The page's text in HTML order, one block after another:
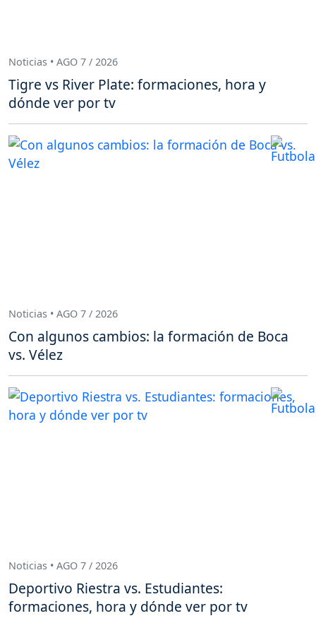
Noticias • AGO 7 / 2026
Tigre vs River Plate: formaciones, hora y
dónde ver por tv
Noticias • AGO 7 / 2026
Con algunos cambios: la formación de Boca
vs. Vélez
Noticias • AGO 7 / 2026
Deportivo Riestra vs. Estudiantes:
formaciones, hora y dónde ver por tv